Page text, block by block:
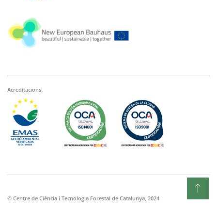
Acreditacions:
© Centre de Ciència i Tecnologia Forestal de Catalunya, 2024